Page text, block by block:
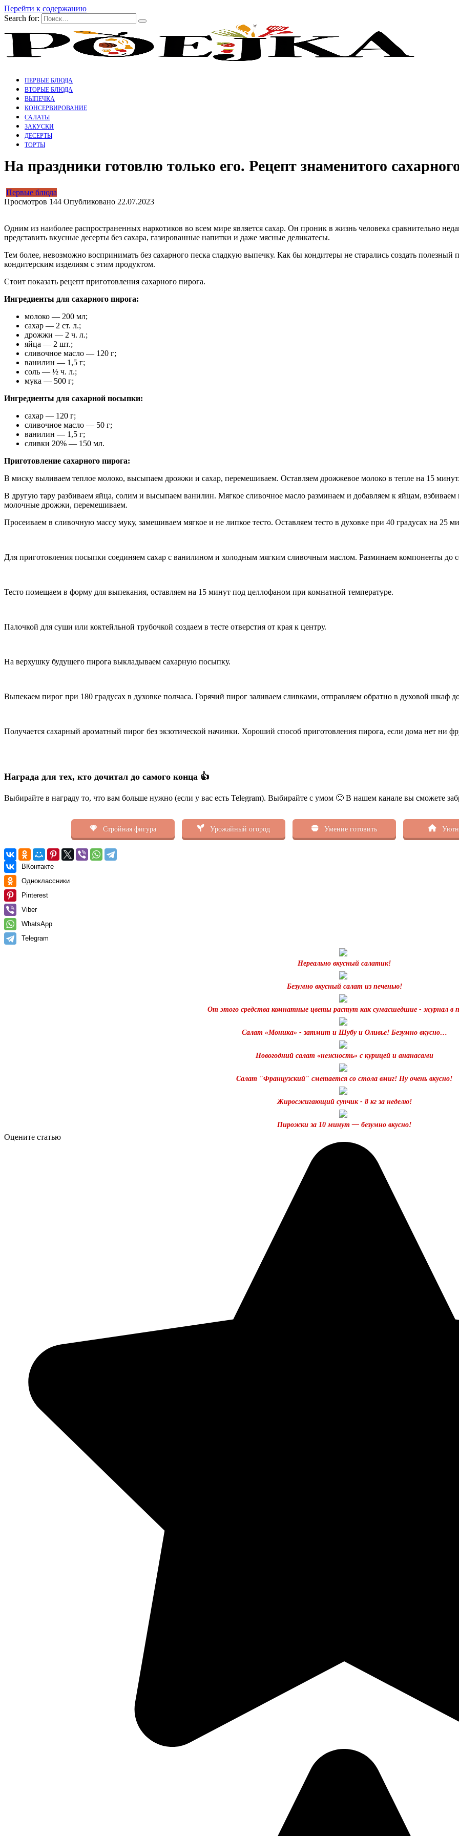
Перейти к содержанию
Search for:
ПЕРВЫЕ БЛЮДА
ВТОРЫЕ БЛЮДА
ВЫПЕЧКА
КОНСЕРВИРОВАНИЕ
САЛАТЫ
ЗАКУСКИ
ДЕСЕРТЫ
ТОРТЫ
На праздники готовлю только его. Рецепт знаменитого
Первые блюда
Просмотров 144 Опубликовано 22.07.2023
Одним из наиболее распространенных наркотиков во всем мире является сахар. Он проник в жизнь человека сравнительно
представить вкусные десерты без сахара, газированные напитки и даже мясные деликатесы.
Тем более, невозможно воспринимать без сахарного песка сладкую выпечку. Как бы кондитеры не старались создать полезный
кондитерским изделиям с этим продуктом.
Стоит показать рецепт приготовления сахарного пирога.
Ингредиенты для сахарного пирога:
молоко — 200 мл;
сахар — 2 ст. л.;
дрожжи — 2 ч. л.;
яйца — 2 шт.;
сливочное масло — 120 г;
ванилин — 1,5 г;
соль — ½ ч. л.;
мука — 500 г;
Ингредиенты для сахарной посыпки:
сахар — 120 г;
сливочное масло — 50 г;
ванилин — 1,5 г;
сливки 20% — 150 мл.
Приготовление сахарного пирога:
В миску выливаем теплое молоко, высыпаем дрожжи и сахар, перемешиваем. Оставляем дрожжевое молоко в тепле на 15 минут.
В другую тару разбиваем яйца, солим и высыпаем ванилин. Мягкое сливочное масло разминаем и добавляем к яйцам,
молочные дрожжи, перемешиваем.
Просеиваем в сливочную массу муку, замешиваем мягкое и не липкое тесто. Оставляем тесто в духовке при 40 градусах на 25
Для приготовления посыпки соединяем сахар с ванилином и холодным мягким сливочным маслом. Разминаем компоненты до
Тесто помещаем в форму для выпекания, оставляем на 15 минут под целлофаном при комнатной температуре.
Палочкой для суши или коктейльной трубочкой создаем в тесте отверстия от края к центру.
На верхушку будущего пирога выкладываем сахарную посыпку.
Выпекаем пирог при 180 градусах в духовке полчаса. Горячий пирог заливаем сливками, отправляем обратно в духовой шкаф
Получается сахарный ароматный пирог без экзотической начинки. Хороший способ приготовления пирога, если дома нет ни
Награда для тех, кто дочитал до самого конца 👍
Выбирайте в награду то, что вам больше нужно (если у вас есть Telegram). Выбирайте с умом 🙂 В нашем канале вы сможете
Стройная фигура Урожайный огород Умение готовить
ВКонтакте
Одноклассники
Pinterest
Viber
WhatsApp
Telegram
Нереально вкусный салатик!
Безумно вкусный салат из печенью!
От этого средства комнатные цветы растут как сумасшедшие - журнал в
Салат «Моника» - затмит и Шубу и Оливье! Безумно вкусно…
Новогодний салат «нежность» с курицей и ананасами
Салат "Французский" сметается со стола вмиг! Ну очень вкусно!
Жиросжигающий супчик - 8 кг за неделю!
Пирожки за 10 минут — безумно вкусно!
Оцените статью